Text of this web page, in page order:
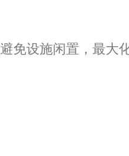
免设施闲置，最大